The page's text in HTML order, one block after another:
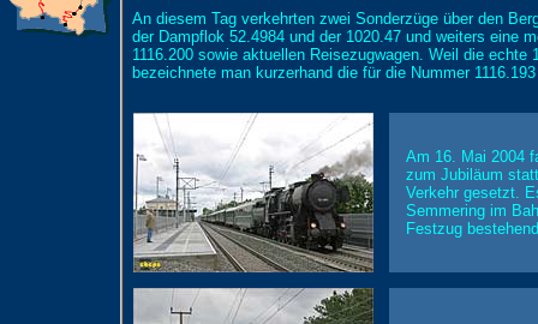
An diesem Tag verkehrten zwei Sonderzüge über den
der Dampflok 52.4984 und der 1020.47 und weiters eine
1116.200 sowie aktuellen Reisezugwagen. Weil die echte
bezeichnete man kurzerhand die für die Nummer
Am 16. Mai 2004
zum Jubiläum
Verkehr gesetzt.
Semmering im
Festzug